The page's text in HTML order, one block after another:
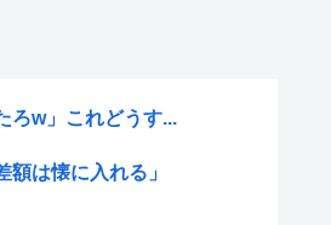
ろw」これどうす...
は懐に入れる」